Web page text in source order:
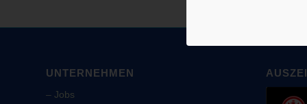
UNTERNEHMEN
– Jobs